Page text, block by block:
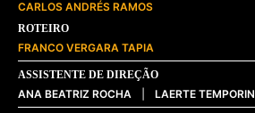
CARLOS ANDRÉS RAMOS
ROTEIRO
FRANCO VERGARA TAPIA
ASSISTENTE DE DIREÇÃO
ANA BEATRIZ ROCHA LAERTE TEMPORIN